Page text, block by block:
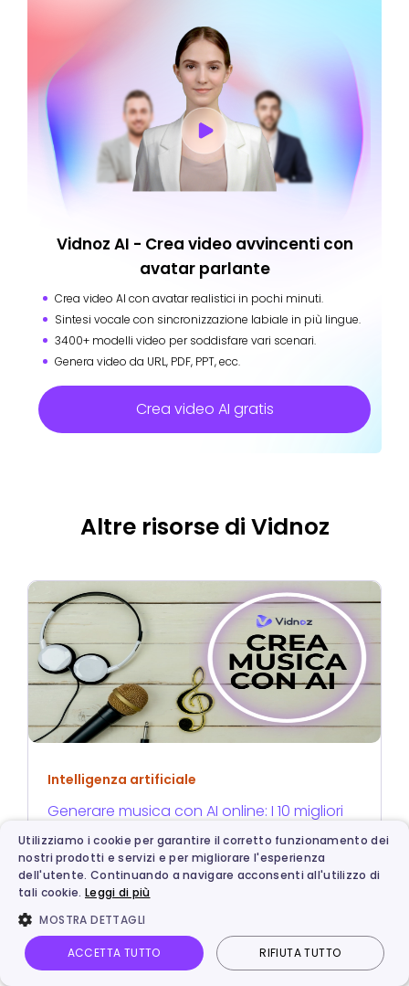
Vidnoz AI - Crea video avvincenti con
avatar parlante
Crea video AI con avatar realistici in pochi minuti.
Sintesi vocale con sincronizzazione labiale in più lingue.
3400+ modelli video per soddisfare vari scenari.
Genera video da URL, PDF, PPT, ecc.
Crea video AI gratis
Altre risorse di Vidnoz
Intelligenza artificiale
Generare musica con AI online: I 10 migliori
strumenti AI gratis [2025]
Utilizziamo i cookie per garantire il corretto funzionamento dei
nostri prodotti e servizi e per migliorare l'esperienza
dell'utente. Continuando a navigare acconsenti all'utilizzo di
tali cookie. Leggi di più
MOSTRA DETTAGLI
ACCETTA TUTTO RIFIUTA TUTTO